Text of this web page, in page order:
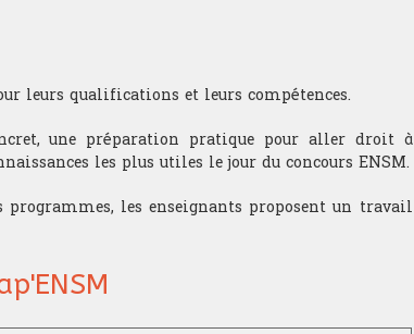
leurs qualifications et leurs compétences.
une préparation pratique pour aller droit à
les plus utiles le jour du concours ENSM.
les enseignants proposent un travail